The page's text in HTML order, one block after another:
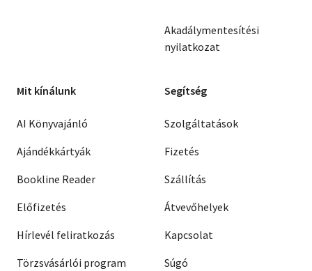
Akadálymentesítési
nyilatkozat
Mit kínálunk
AI Könyvajánló
Ajándékkártyák
Bookline Reader
Előfizetés
Hírlevél feliratkozás
Törzsvásárlói program
Segítség
Szolgáltatások
Fizetés
Szállítás
Átvevőhelyek
Kapcsolat
Súgó